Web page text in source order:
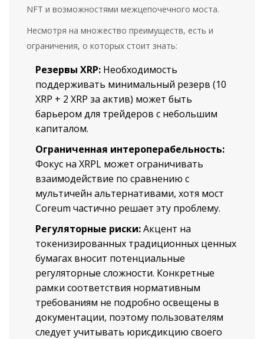
NFT и возможностями межцепочечного моста.
Несмотря на множество преимуществ, есть и
ограничения, о которых стоит знать:
Резервы XRP: Необходимость
поддерживать минимальный резерв (10
XRP + 2 XRP за актив) может быть
барьером для трейдеров с небольшим
капиталом.
Ограниченная интероперабельность:
Фокус на XRPL может ограничивать
взаимодействие по сравнению с
мультичейн альтернативами, хотя мост
Coreum частично решает эту проблему.
Регуляторные риски:Акцент на
токенизированных традиционных ценных
бумагах вносит потенциальные
регуляторные сложности. Конкретные
рамки соответствия нормативным
требованиям не подробно освещены в
документации, поэтому пользователям
следует учитывать юрисдикцию своего